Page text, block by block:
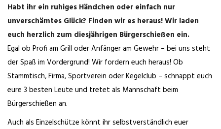
Habt ihr ein ruhiges Händchen oder einfach nur
unverschämtes Glück? Finden wir es heraus! Wir laden
euch herzlich zum diesjährigen Bürgerschießen ein.
Egal ob Profi am Grill oder Anfänger am Gewehr – bei uns steht
der Spaß im Vordergrund! Wir fordern euch heraus! Ob
Stammtisch, Firma, Sportverein oder Kegelclub – schnappt euch
eure 3 besten Leute und tretet als Mannschaft beim
Bürgerschießen an.
Auch als Einzelschütze könnt ihr selbstverständlich euer